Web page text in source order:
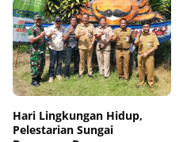
Hari Lingkungan Hidup,
Pelestarian Sungai